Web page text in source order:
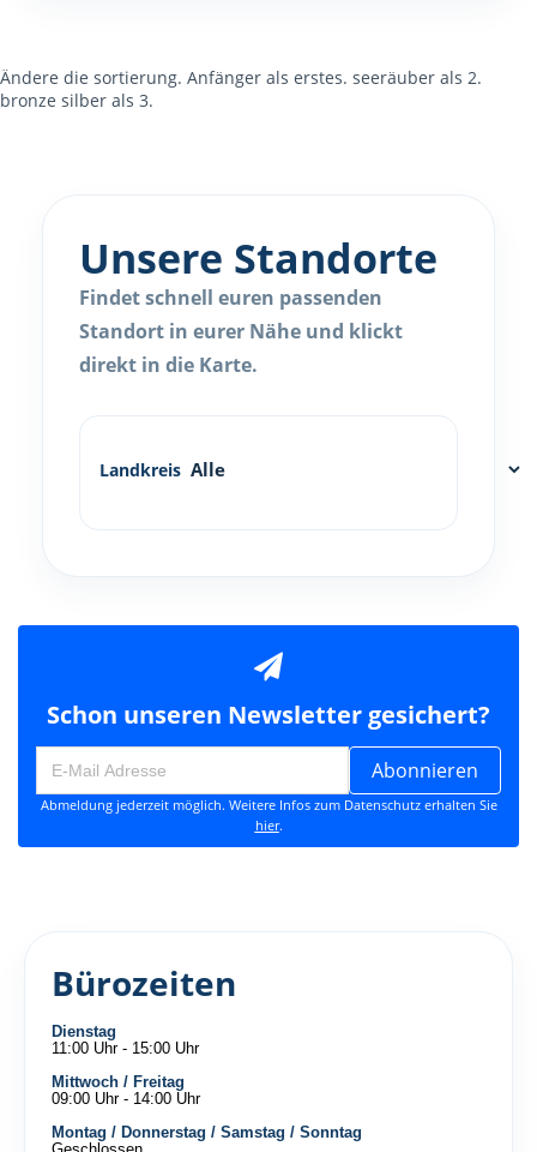
Ändere die sortierung. Anfänger als erstes. seeräuber als 2.
bronze silber als 3.
Unsere Standorte
Findet schnell euren passenden
Standort in eurer Nähe und klickt
direkt in die Karte.
Landkreis
Schon unseren Newsletter gesichert?
Abonnieren
Abmeldung jederzeit möglich. Weitere Infos zum Datenschutz erhalten Sie
hier.
Bürozeiten
Dienstag
11:00 Uhr - 15:00 Uhr
Mittwoch / Freitag
09:00 Uhr - 14:00 Uhr
Montag / Donnerstag / Samstag / Sonntag